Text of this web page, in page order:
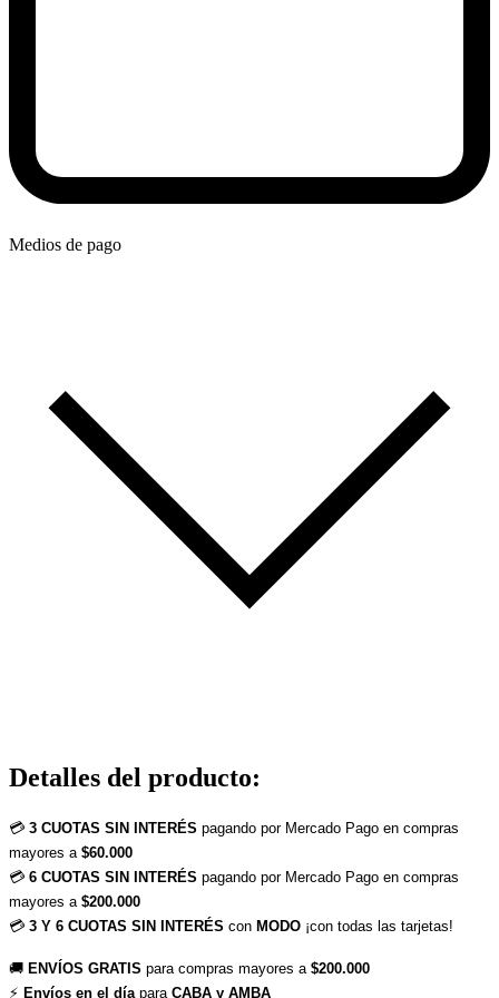
Medios de pago
Detalles del producto:
💳 3 CUOTAS SIN INTERÉS pagando por Mercado Pago en compras
mayores a $60.000
💳 6 CUOTAS SIN INTERÉS pagando por Mercado Pago en compras
mayores a $200.000
💳 3 Y 6 CUOTAS SIN INTERÉS con MODO ¡con todas las tarjetas!
🚚 ENVÍOS GRATIS para compras mayores a $200.000
⚡ Envíos en el día para CABA y AMBA